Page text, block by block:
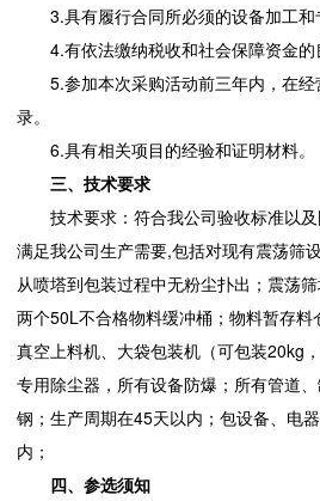
3.具有履行合同所必须的设备加工和
4.有依法缴纳税收和社会保障资金的
5.参加本次采购活动前三年内，在
录。
6.具有相关项目的经验和证明材料。
三、技术要求
技术要求：符合我公司验收标准以
满足我公司生产需要,包括对现有震荡筛
从喷塔到包装过程中无粉尘扑出；震荡筛
两个50L不合格物料缓冲桶；物料暂存料
真空上料机、大袋包装机（可包装20kg
专用除尘器，所有设备防爆；所有管道
钢；生产周期在45天以内；包设备、电
内；
四、参选须知